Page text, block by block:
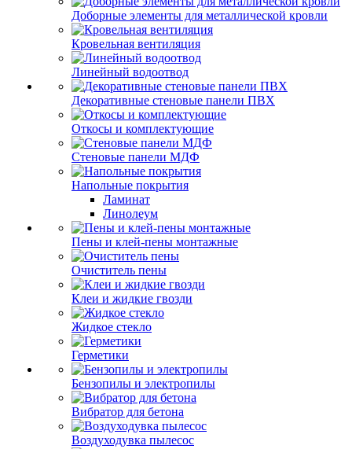
Доборные элементы для металлической кровли
Кровельная вентиляция
Линейный водоотвод
Декоративные стеновые панели ПВХ
Откосы и комплектующие
Стеновые панели МДФ
Напольные покрытия
Ламинат
Линолеум
Пены и клей-пены монтажные
Очиститель пены
Клеи и жидкие гвозди
Жидкое стекло
Герметики
Бензопилы и электропилы
Вибратор для бетона
Воздуходувка пылесос